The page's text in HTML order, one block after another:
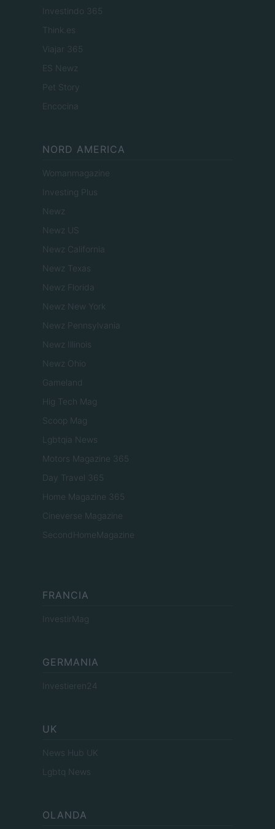
Investindo 365
Think.es
Viajar 365
ES Newz
Pet Story
Encocina
NORD AMERICA
Womanmagazine
Investing Plus
Newz
Newz US
Newz California
Newz Texas
Newz Florida
Newz New York
Newz Pennsylvania
Newz Illinois
Newz Ohio
Gameland
Hig Tech Mag
Scoop Mag
Lgbtqia News
Motors Magazine 365
Day Travel 365
Home Magazine 365
Cineverse Magazine
SecondHomeMagazine
FRANCIA
InvestirMag
GERMANIA
Investieren24
UK
News Hub UK
Lgbtq News
OLANDA